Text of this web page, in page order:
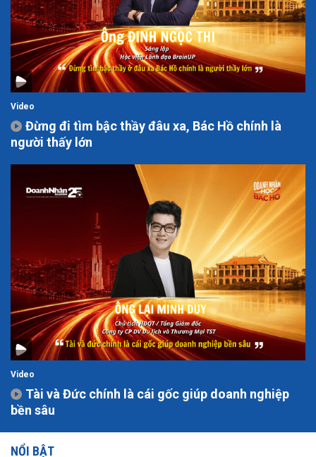
Video
Đừng đi tìm bậc thầy đâu xa, Bác Hồ chính là
người thấy lớn
Video
Tài và Đức chính là cái gốc giúp doanh nghiệp
bền sâu
NỔI BẬT